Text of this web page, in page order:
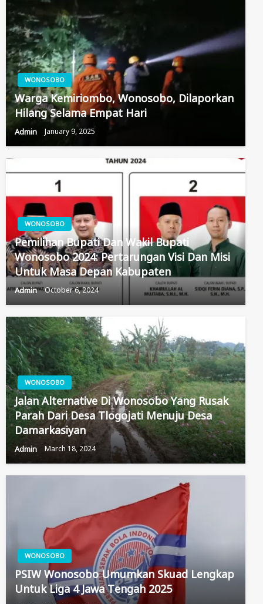
WONOSOBO
Warga Kemiriombo, Wonosobo, Dilaporkan
Hilang Selama Empat Hari
Admin January 9, 2025
WONOSOBO
Pemilihan Bupati Dan Wakil Bupati
Wonosobo 2024: Pertarungan Visi Dan Misi
Untuk Masa Depan Kabupaten
Admin October 6, 2024
WONOSOBO
Jalan Alternative Di Wonosobo Yang Rusak
Parah Dari Desa Tlogojati Menuju Desa
Damarkasiyan
Admin March 18, 2024
WONOSOBO
PSIW Wonosobo Umumkan Skuad Lengkap
Untuk Liga 4 Jawa Tengah 2025